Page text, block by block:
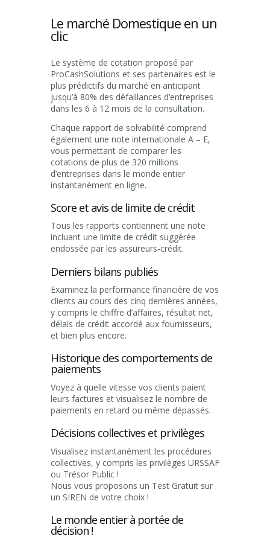
Le marché Domestique en un
clic
Le système de cotation proposé par
ProCashSolutions et ses partenaires est le
plus prédictifs du marché en anticipant
jusqu’à 80% des défaillances d’entreprises
dans les 6 à 12 mois de la consultation.
Chaque rapport de solvabilité comprend
également une note internationale A – E,
vous permettant de comparer les
cotations de plus de 320 millions
d’entreprises dans le monde entier
instantanément en ligne.
Score et avis de limite de crédit
Tous les rapports contiennent une note
incluant une limite de crédit suggérée
endossée par les assureurs-crédit.
Derniers bilans publiés
Examinez la performance financière de vos
clients au cours des cinq dernières années,
y compris le chiffre d’affaires, résultat net,
délais de crédit accordé aux fournisseurs,
et bien plus encore.
Historique des comportements de
paiements
Voyez à quelle vitesse vos clients paient
leurs factures et visualisez le nombre de
paiements en retard ou même dépassés.
Décisions collectives et privilèges
Visualisez instantanément les procédures
collectives, y compris les privilèges URSSAF
ou Trésor Public !
Nous vous proposons un Test Gratuit sur
un SIREN de votre choix !
Le monde entier à portée de
décision !